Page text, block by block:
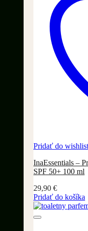
Pridať do
InaEssentials –
SPF 50+ 100 ml
29,90 €
Pridať do košíka